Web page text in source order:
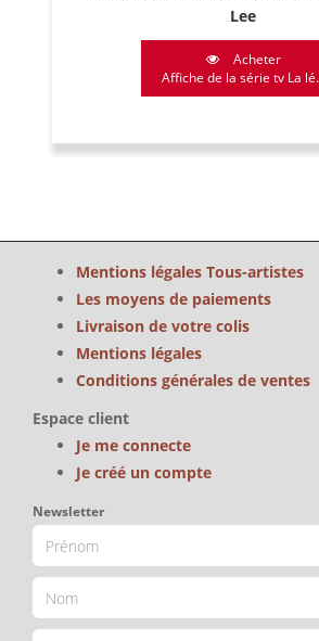
Lee
Acheter
Affiche de la série tv La
Mentions légales Tous-artistes
Les moyens de paiements
Livraison de votre colis
Mentions légales
Conditions générales de ventes
Espace client
Je me connecte
Je créé un compte
Newsletter